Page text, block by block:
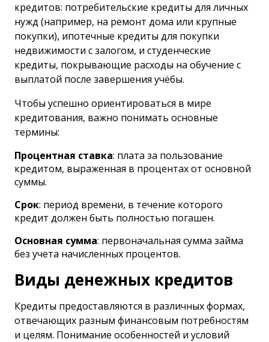
кредитов: потребительские кредиты для личных
нужд (например, на ремонт дома или крупные
покупки), ипотечные кредиты для покупки
недвижимости с залогом, и студенческие
кредиты, покрывающие расходы на обучение с
выплатой после завершения учёбы.
Чтобы успешно ориентироваться в мире
кредитования, важно понимать основные
термины:
Процентная ставка: плата за пользование
кредитом, выраженная в процентах от основной
суммы.
Срок: период времени, в течение которого
кредит должен быть полностью погашен.
Основная сумма: первоначальная сумма займа
без учета начисленных процентов.
Виды денежных кредитов
Кредиты предоставляются в различных формах,
отвечающих разным финансовым потребностям
и целям. Понимание особенностей и условий